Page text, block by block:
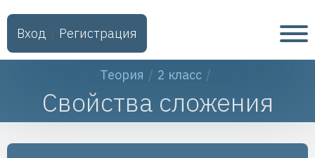
Вход ǀ Регистрация
Теория 2 класс
Свойства сложения